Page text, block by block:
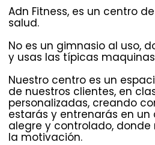
Adn Fitness, es un centro
salud.
No es un gimnasio al uso,
y usas las típicas
Nuestro centro es un
de nuestros clientes, en
personalizadas, creando
estarás y entrenarás en
alegre y controlado,
la motivación.